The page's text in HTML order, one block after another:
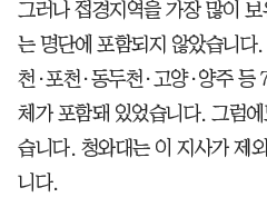
그러나 접경지역을 가장 많이
는 명단에 포함되지 않았습니다
천·포천·동두천·고양·양주 등
체가 포함돼 있었습니다. 그럼
습니다. 청와대는 이 지사가 제
니다.